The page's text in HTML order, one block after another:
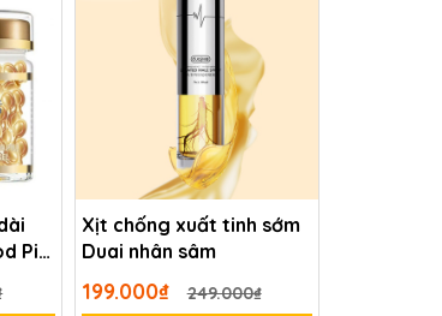
Pill
Xịt chống xuất tinh sớm
Duai nhân sâm
199.000₫ 249.000₫